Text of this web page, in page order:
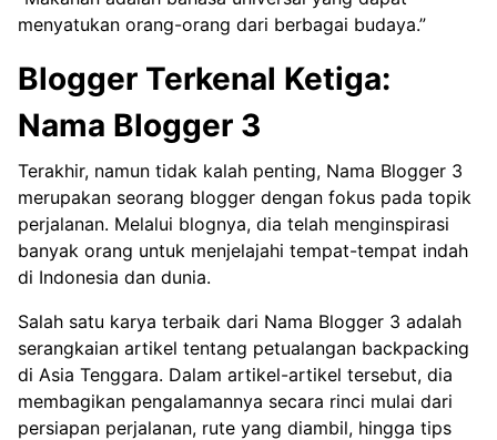
menyatukan orang-orang dari berbagai budaya.”
Blogger Terkenal Ketiga:
Nama Blogger 3
Terakhir, namun tidak kalah penting, Nama Blogger 3
merupakan seorang blogger dengan fokus pada topik
perjalanan. Melalui blognya, dia telah menginspirasi
banyak orang untuk menjelajahi tempat-tempat indah
di Indonesia dan dunia.
Salah satu karya terbaik dari Nama Blogger 3 adalah
serangkaian artikel tentang petualangan backpacking
di Asia Tenggara. Dalam artikel-artikel tersebut, dia
membagikan pengalamannya secara rinci mulai dari
persiapan perjalanan, rute yang diambil, hingga tips